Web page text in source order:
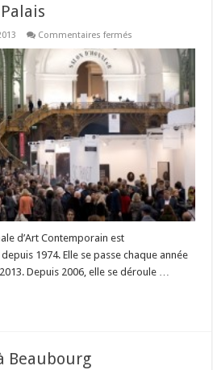
Commentaires fermés
au
Grand
d’Art Contemporain est
1974. Elle se passe chaque année
Depuis 2006, elle se déroule …
Beaubourg